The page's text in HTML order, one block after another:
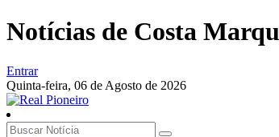
Notícias de Costa
Entrar
Quinta-feira, 06 de Agosto de 2026